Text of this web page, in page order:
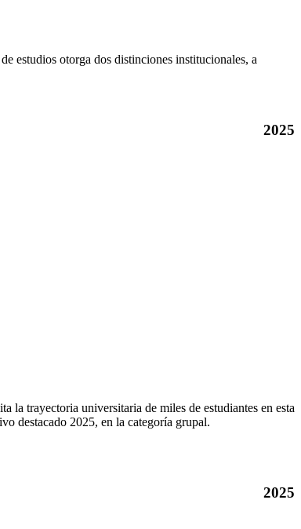
estudios otorga dos distinciones institucionales, a
2025
la trayectoria universitaria de miles de estudiantes en esta
destacado 2025, en la categoría grupal.
2025